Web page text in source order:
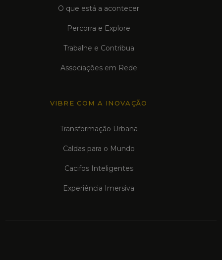
O que está a acontecer
Percorra e Explore
Trabalhe e Contribua
Associações em Rede
VIBRE COM A INOVAÇÃO
Transformação Urbana
Caldas para o Mundo
Cacifos Inteligentes
Experiência Imersiva